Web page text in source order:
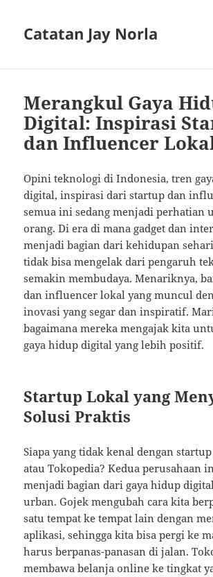
Catatan Jay Norla
Merangkul Gaya
Digital: Inspirasi
dan Influencer
Opini teknologi di Indonesia, tren
digital, inspirasi dari startup dan
semua ini sedang menjadi perhatian
orang. Di era di mana gadget dan
menjadi bagian dari kehidupan
tidak bisa mengelak dari pengaruh
semakin membudaya. Menariknya,
dan influencer lokal yang muncul
inovasi yang segar dan inspiratif.
bagaimana mereka mengajak kita
gaya hidup digital yang lebih positif.
Startup Lokal yang
Solusi Praktis
Siapa yang tidak kenal dengan
atau Tokopedia? Kedua perusahaan
menjadi bagian dari gaya hidup
urban. Gojek mengubah cara kita
satu tempat ke tempat lain dengan
aplikasi, sehingga kita bisa pergi ke
harus berpanas-panasan di jalan.
membawa belanja online ke tingkat